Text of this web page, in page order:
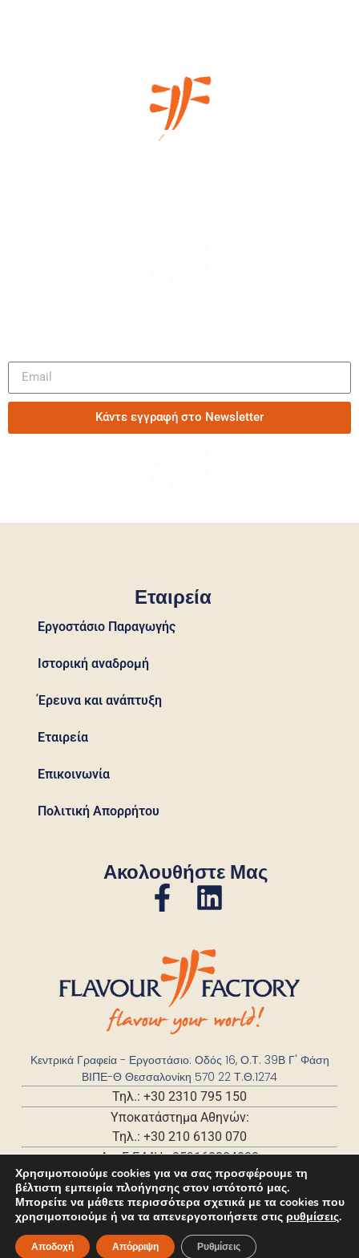
Κάντε εγγραφή στο Newsletter
Κεντρικά Γραφεία - Εργοστάσιο: Οδός 16, Ο.Τ. 39Β Γ' Φάση
ΒΙΠΕ-Θ Θεσσαλονίκη 570 22 Τ.Θ.1274
Τηλ.: +30 2310 795 150
Υποκατάστημα Αθηνών:
Τηλ.: +30 210 6130 070
Αρ. Γ.Ε.ΜΗ.: 059168204000
Εταιρεία
Εργοστάσιο Παραγωγής
Ιστορική αναδρομή
Έρευνα και ανάπτυξη
Εταιρεία
Επικοινωνία
Πολιτική Απορρήτου
Ακολουθήστε Μας
©2025 – All rights reserved. Developed by
Χρησιμοποιούμε cookies για να σας προσφέρουμε τη
βέλτιστη εμπειρία πλοήγησης στον ιστότοπό μας.
Μπορείτε να μάθετε περισσότερα σχετικά με τα cookies που
χρησιμοποιούμε ή να τα απενεργοποιήσετε στις ρυθμίσεις.
Αποδοχή Απόρριψη Ρυθμίσεις